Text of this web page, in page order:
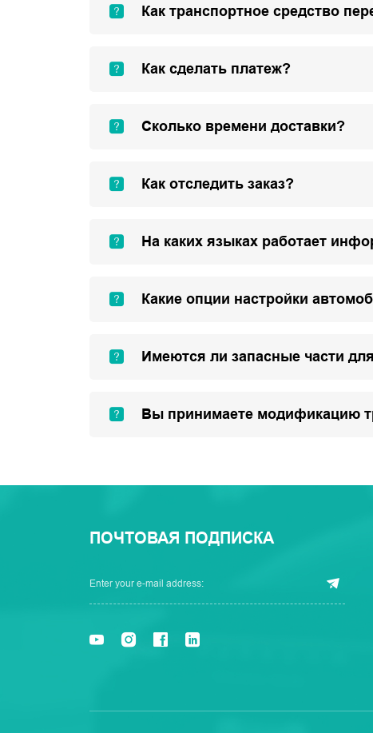
Как транспортное средство
Как сделать платеж?
Сколько времени доставки?
Как отследить заказ?
На каких языках работает
Какие опции настройки
Имеются ли запасные части
Вы принимаете модификацию
ПОЧТОВАЯ ПОДПИСКА